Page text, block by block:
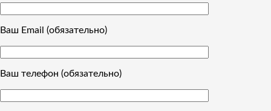
Ваш Email (обязательно)
Ваш телефон (обязательно)